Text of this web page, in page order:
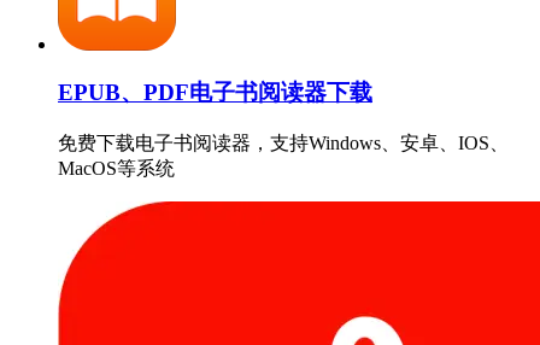
EPUB、PDF电子书阅读器下载
免费下载电子书阅读器，支持Windows、安卓、IOS、
MacOS等系统